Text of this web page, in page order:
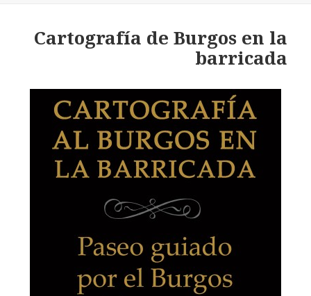
Cartografía de Burgos en la
barricada